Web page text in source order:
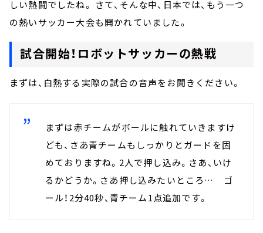
しい熱闘でしたね。 さて、そんな中、日本では、もう一つ
の熱いサッカー大会も開かれていました。
試合開始！ロボットサッカーの熱戦
まずは、白熱する実際の試合の音声をお聞きください。
まずは赤チームがボールに触れていきますけ
ども、さあ青チームもしっかりとガードを固
めておりますね。2人で押し込み。さあ、いけ
るかどうか。さあ押し込みたいところ… ゴ
ール！2分40秒、青チーム1点追加です。